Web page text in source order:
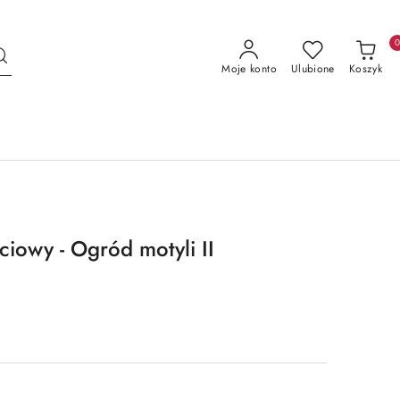
Moje konto Ulubione Koszyk
0
- Ogród motyli II